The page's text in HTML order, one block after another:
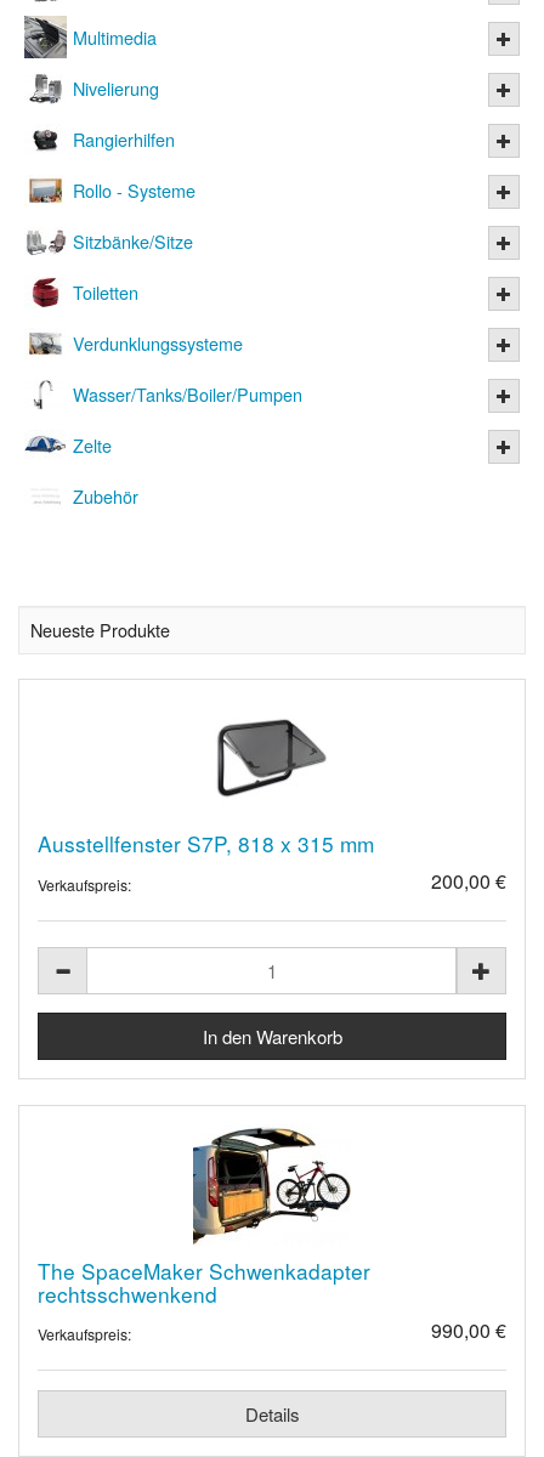
Multimedia
Nivelierung
Rangierhilfen
Rollo - Systeme
Sitzbänke/Sitze
Toiletten
Verdunklungssysteme
Wasser/Tanks/Boiler/Pumpen
Zelte
Zubehör
Neueste Produkte
Ausstellfenster S7P, 818 x 315 mm
Verkaufspreis: 200,00 €
The SpaceMaker Schwenkadapter
rechtsschwenkend
Verkaufspreis: 990,00 €
Details